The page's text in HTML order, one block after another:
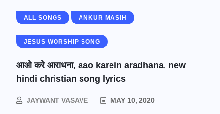
ALL SONGS ANKUR MASIH
JESUS WORSHIP SONG
आओ करे आराधना, aao karein aradhana, new
hindi christian song lyrics
JAYWANT VASAVE MAY 10, 2020